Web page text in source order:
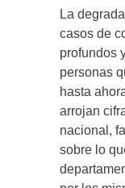
La
casos de
profundos
personas
hasta
arrojan
nacional,
sobre lo